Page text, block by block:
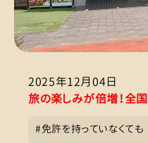
2025年12月04日
旅の楽しみが倍増！全
#免許を持っていなくても